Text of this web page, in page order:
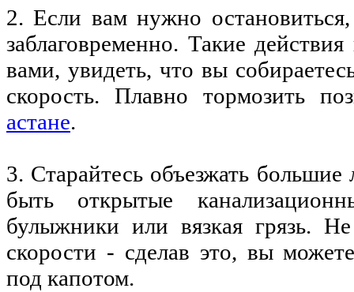
2. Если вам нужно
заблаговременно. Такие
вами, увидеть, что вы
скорость. Плавно тормозить
астане.
3. Старайтесь объезжать
быть открытые
булыжники или вязкая грязь.
скорости - сделав это, вы
под капотом.